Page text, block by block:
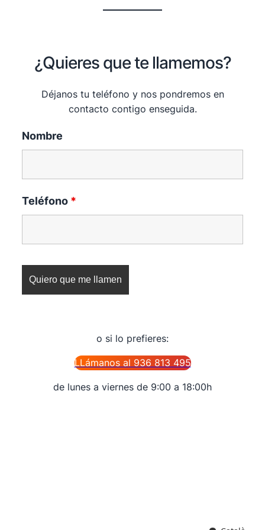
¿Quieres que te llamemos?
Déjanos tu teléfono y nos pondremos en
contacto contigo enseguida.
Nombre
Teléfono *
o si lo prefieres:
LLámanos al 936 813 495
de lunes a viernes de 9:00 a 18:00h